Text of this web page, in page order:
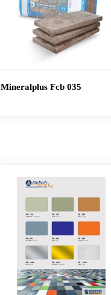
Mineralplus Fcb 035